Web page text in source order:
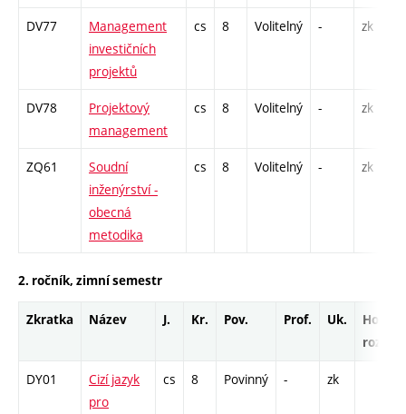
DV77
Management
investičních
projektů
cs 8 Volitelný - zk
DV78
Projektový
management
cs 8 Volitelný - zk
ZQ61
Soudní
inženýrství -
obecná
metodika
cs 8 Volitelný - zk
2. ročník, zimní semestr
Zkratka Název J. Kr. Pov. Prof. Uk.
Hod.
rozsah
DY01
Cizí jazyk
pro
cs 8 Povinný - zk